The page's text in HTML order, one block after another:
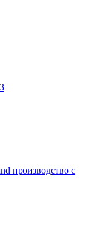
производство с